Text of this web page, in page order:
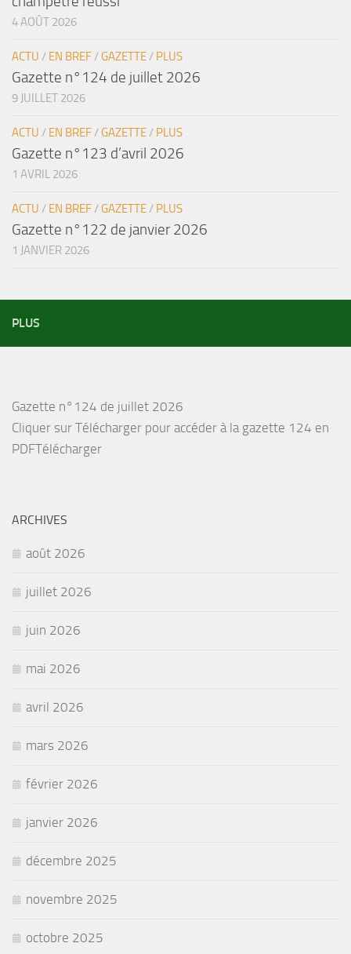
4 AOÛT 2026
ACTU / EN BREF/GAZETTE/ PLUS
Gazette n°124 de juillet 2026
9 JUILLET 2026
ACTU / EN BREF/GAZETTE/ PLUS
Gazette n°123 d’avril 2026
1 AVRIL 2026
ACTU / EN BREF/GAZETTE/ PLUS
Gazette n°122 de janvier 2026
1 JANVIER 2026
PLUS
Gazette n°124 de juillet 2026
Cliquer sur Télécharger pour accéder à la gazette 124 en
PDFTélécharger
ARCHIVES
août 2026
juillet 2026
juin 2026
mai 2026
avril 2026
mars 2026
février 2026
janvier 2026
décembre 2025
novembre 2025
octobre 2025